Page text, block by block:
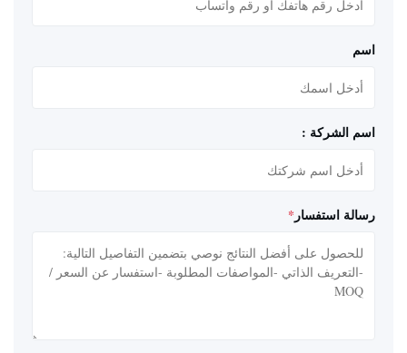
اسم
اسم الشركة :
رسالة استفسار *